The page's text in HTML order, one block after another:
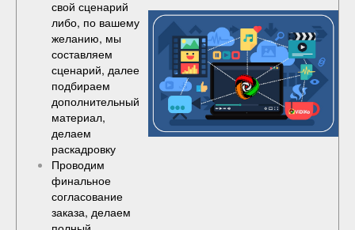
свой сценарий
либо, по вашему
желанию, мы
составляем
сценарий, далее
подбираем
дополнительный
материал,
делаем
раскадровку
Проводим
финальное
согласование
заказа, делаем